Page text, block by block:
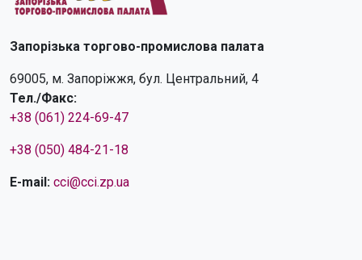
Запорізька торгово-промислова палата
69005, м. Запоріжжя, бул. Центральний, 4
Тел./Факс:
+38 (061) 224-69-47
+38 (050) 484-21-18
E-mail: cci@cci.zp.ua